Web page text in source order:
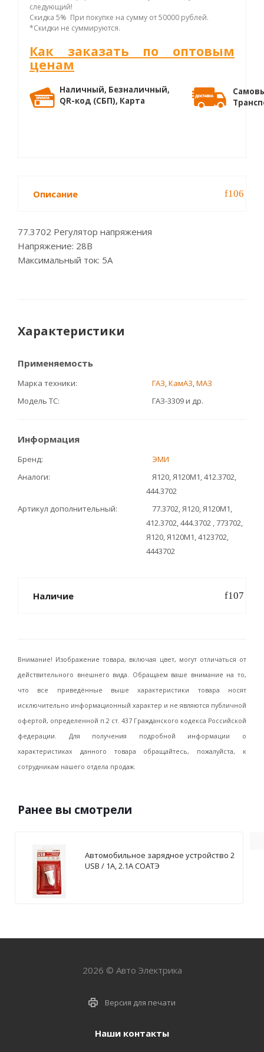
следующий!
Скидка 5% При покупке на сумму от 50000 рублей.
*Скидки не суммируются.
Как заказать по оптовым
ценам
Наличный, Безналичный,
QR-код (СБП), Карта
Описание
77.3702 Регулятор напряжения
Напряжение: 28В
Максимальный ток: 5А
Характеристики
Применяемость
Марка техники ГАЗ,КамАЗ,МАЗ
Модель ТС
ГАЗ-3309 и др.
Информация
Бренд
ЭМИ
Аналоги
Я120, Я120М1, 412.3702,
444.3702
Артикул дополнительный
77.3702, Я120, Я120М1,
412.3702, 444.3702 , 773702,
Я120, Я120М1, 4123702,
4443702
Наличие
Внимание! Изображение товара, включая цвет, могут отличаться от
действительного внешнего вида. Обращаем ваше внимание на то,
что все приведённые выше характеристики товара носят
исключительно информационный характер и не являются публичной
офертой, определенной п.2 ст. 437 Гражданского кодекса Российской
федерации. Для получения подробной информации о
характеристиках данного товара обращайтесь, пожалуйста, к
сотрудникам нашего отдела продаж.
Ранее вы смотрели
Автомобильное зарядное устройство 2
USB / 1А, 2.1А СОАТЭ
2026 © Авто Электрика
Версия для печати
Наши контакты